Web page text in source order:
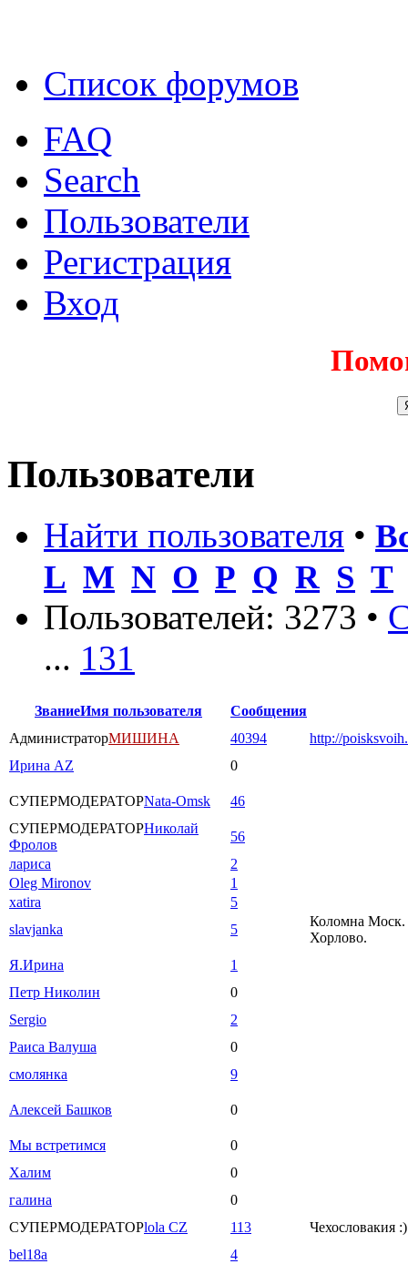
Список форумов
FAQ
Search
Пользователи
Регистрация
Вход
Пользователи
Найти пользователя •
L M N O P Q R S T
Пользователей: 3273 •
... 131
ЗваниеИмя пользователя
Сообщения
АдминистраторМИШИНА 40394
http://
Ирина AZ
0
СУПЕРМОДЕРАТОРNata-Omsk
46
СУПЕРМОДЕРАТОРНиколай
Фролов
56
лариса
2
Oleg Mironov
1
xatira
5
slavjanka
5
Коломна Моск.
Хорлово.
Я.Ирина
1
Петр Николин
0
Sergio
2
Раиса Валуша
0
смолянка
9
Алексей Башков 0
Мы встретимся
0
Халим
0
галина
0
СУПЕРМОДЕРАТОРlola CZ 113
Чехословакия :)
bel18a
4